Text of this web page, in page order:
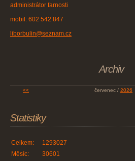
administrátor farnosti
mobil: 602 542 847
liborbulin@seznam.cz
Archiv
<< červenec / 2026
Statistiky
Celkem:
1293027
Měsíc:
30601